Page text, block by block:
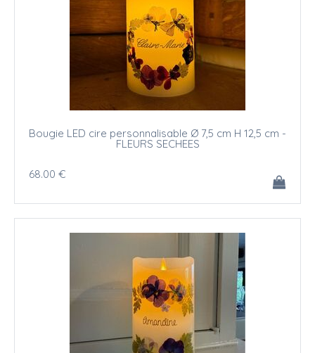
Bougie LED cire personnalisable Ø 7,5 cm H 12,5 cm -
FLEURS SECHEES
68.00 €